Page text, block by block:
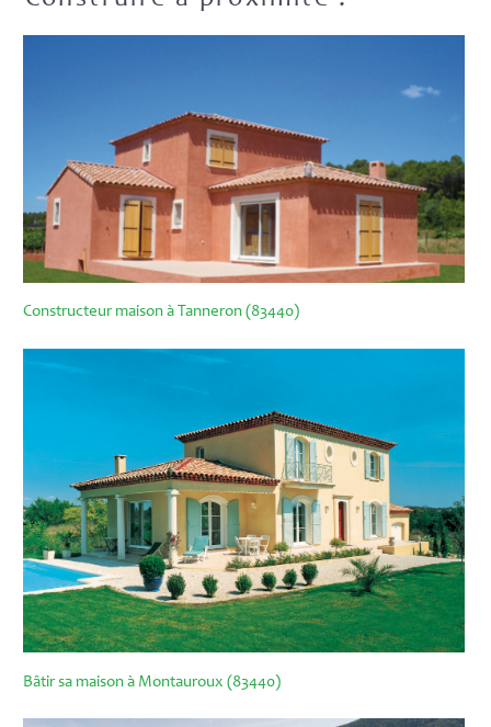
Constructeur maison à Tanneron (83440)
Bâtir sa maison à Montauroux (83440)